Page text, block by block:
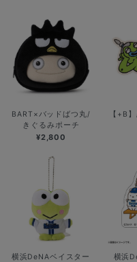
BART×バッドばつ丸/
きぐるみポーチ
¥2,800
【+B
横浜DeNAベイスター
横浜